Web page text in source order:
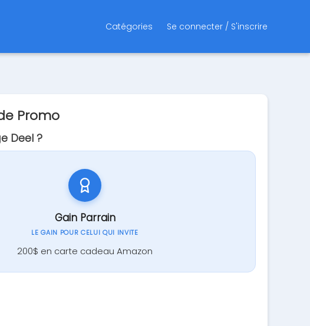
Catégories Se connecter / S'inscrire
Promo
Deel ?
Gain Parrain
LE GAIN POUR CELUI QUI INVITE
200$ en carte cadeau Amazon